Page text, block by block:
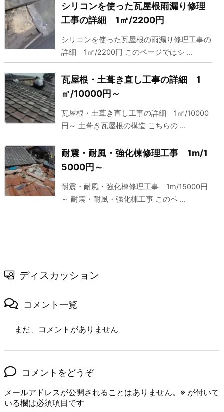
シリコンを使った瓦屋根雨漏り修理
工事の詳細 1㎡/2200円
シリコンを使った瓦屋根の雨漏り修理工事の
詳細 1㎡/2200円 このページではシ ...
瓦屋根・土葺き直し工事の詳細 1
㎡/10000円～
瓦屋根・土葺き直し工事の詳細 1㎡/10000
円～ 土葺き瓦屋根の構造 こちらの ...
耐震・耐風・強化棟修理工事 1m/1
5000円～
耐震・耐風・強化棟修理工事 1m/15000円
～ 耐震・耐風・強化棟工事 このペ ...
ディスカッション
コメント一覧
まだ、コメントがありません
コメントをどうぞ
メールアドレスが公開されることはありません。 ※ が付いて
いる欄は必須項目です